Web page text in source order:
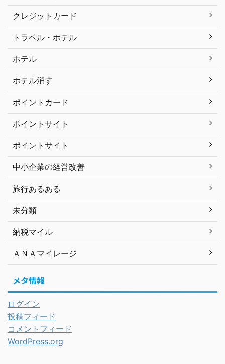
クレジットカード
トラベル・ホテル
ホテル
ホテル消す
ポイントカード
ポイントサイト
ポイントサイト
中小企業の経営改善
旅行あるある
未分類
納税マイル
ＡＮＡマイレージ
メタ情報
ログイン
投稿フィード
コメントフィード
WordPress.org